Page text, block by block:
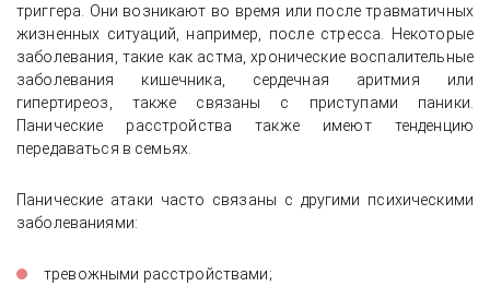
триггера. Они возникают во время или после травматичных
жизненных ситуаций, например, после стресса. Некоторые
заболевания, такие как астма, хронические воспалительные
заболевания кишечника, сердечная аритмия или
гипертиреоз, также связаны с приступами паники.
Панические расстройства также имеют тенденцию
передаваться в семьях.
Панические атаки часто связаны с другими психическими
заболеваниями:
тревожными расстройствами;